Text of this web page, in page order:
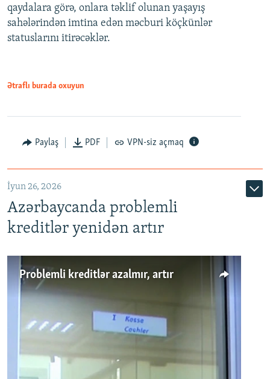
Auto 240p 360p 480p
720p 1080p
720p
qaydalara görə, onlara təklif olunan yaşayış
sahələrindən imtina edən məcburi köçkünlər
statuslarını itirəcəklər.
Ətraflı burada oxuyun
Paylaş PDF VPN-siz açmaq
İyun 26, 2026
Azərbaycanda problemli
kreditlər yenidən artır
Problemli kreditlər azalmır, artır